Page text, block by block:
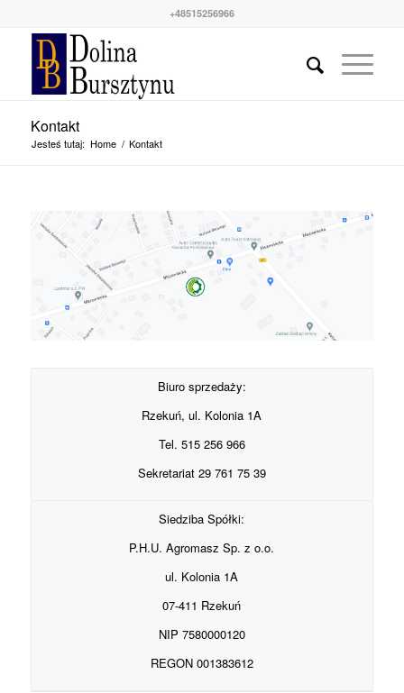
+48515256966
Kontakt
Jesteś tutaj: Home / Kontakt
Biuro sprzedaży:
Rzekuń, ul. Kolonia 1A
Tel. 515 256 966
Sekretariat 29 761 75 39
Siedziba Spółki:
P.H.U. Agromasz Sp. z o.o.
ul. Kolonia 1A
07-411 Rzekuń
NIP 7580000120
REGON 001383612